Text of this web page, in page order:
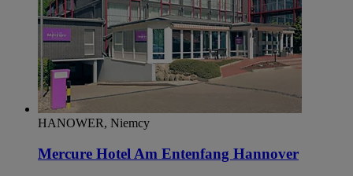
HANOWER, Niemcy
Mercure Hotel Am Entenfang Hannover